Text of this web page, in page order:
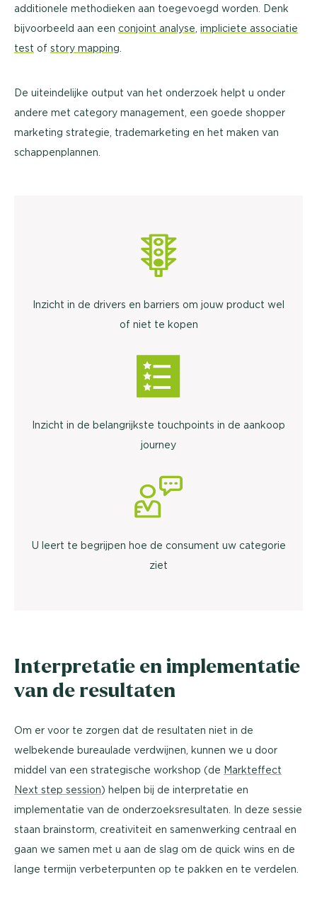
additionele methodieken aan toegevoegd worden. Denk
bijvoorbeeld aan een conjoint analyse impliciete associatie
test of story mapping
De uiteindelijke output van het onderzoek helpt u onder
andere met category management, een goede shopper
marketing strategie, trademarketing en het maken van
schappenplannen.
Inzicht in de drivers en barriers om jouw product wel
of niet te kopen
Inzicht in de belangrijkste touchpoints in de aankoop
journey
U leert te begrijpen hoe de consument uw categorie
ziet
Interpretatie en implementatie
van de resultaten
Om er voor te zorgen dat de resultaten niet in de
welbekende bureaulade verdwijnen, kunnen we u door
middel van een strategische workshop (de Markteffect
Next step session) helpen bij de interpretatie en
implementatie van de onderzoeksresultaten. In deze sessie
staan brainstorm, creativiteit en samenwerking centraal en
gaan we samen met u aan de slag om de quick wins en de
lange termijn verbeterpunten op te pakken en te verdelen.